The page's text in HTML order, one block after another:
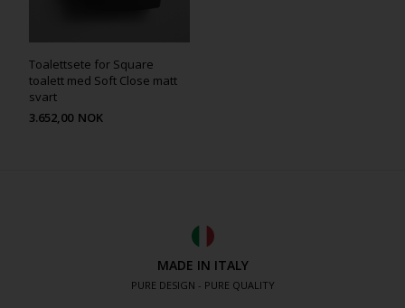
Toalettsete for Square
toalett med Soft Close matt
svart
3.652,00 NOK
MADE IN ITALY
PURE DESIGN - PURE QUALITY